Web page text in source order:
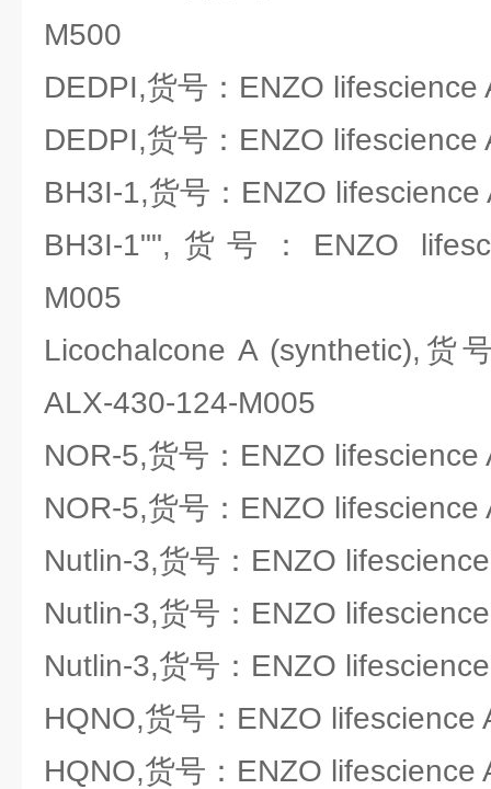
M500
DEDPI,货号：ENZO
DEDPI,货号：ENZO
BH3I-1,货号：ENZO
BH3I-1"",货号：ENZO
M005
Licochalcone A (synthetic),货
ALX-430-124-M005
NOR-5,货号：ENZO
NOR-5,货号：ENZO
Nutlin-3,货号：ENZO
Nutlin-3,货号：ENZO
Nutlin-3,货号：ENZO
HQNO,货号：ENZO lifescience
HQNO,货号：ENZO lifescience